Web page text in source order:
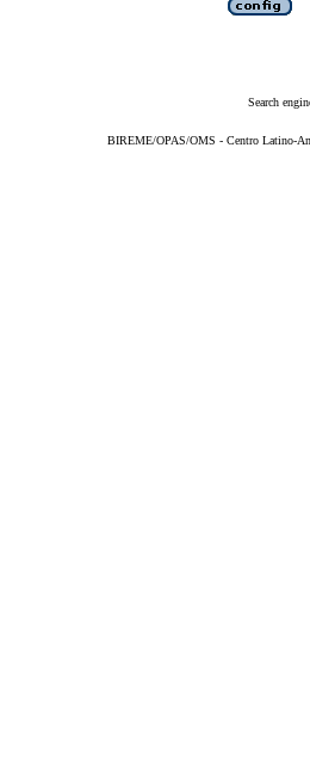
Search
BIREME/OPAS/OMS - Centro Latino-